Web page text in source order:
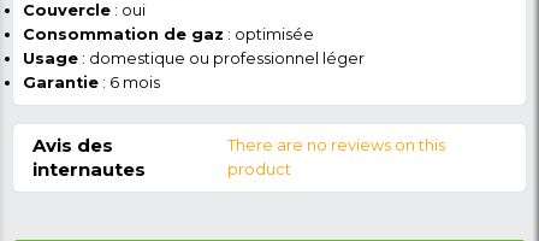
domestique quotidien et à un usage professionnel
restaurants, cafés, cantines). Son design compact
en inox s’intègre harmonieusement dans tout type
tout en garantissantgain de temps et efficacité.
Commandez dès